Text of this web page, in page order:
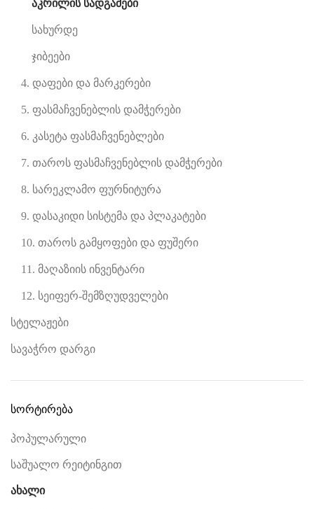
აკრილის სადგამები
სახურდე
ჯიბეები
4. დაფები და მარკერები
5. ფასმაჩვენებლის დამჭერები
6. კასეტა ფასმაჩვენებლები
7. თაროს ფასმაჩვენებლის დამჭერები
8. სარეკლამო ფურნიტურა
9. დასაკიდი სისტემა და პლაკატები
10. თაროს გამყოფები და ფუშერი
11. მაღაზიის ინვენტარი
12. სეიფერ-შემზღუდველები
სტელაჟები
სავაჭრო დარგი
სორტირება
პოპულარული
საშუალო რეიტინგით
ახალი